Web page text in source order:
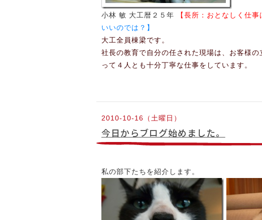
小林 敏 大工暦２５年 【長所：おとなしく仕事
いいのでは？】
大工全員棟梁です。
社長の教育で自分の任された現場は、お客様
って４人とも十分丁寧な仕事をしています。
2010-10-16（土曜日）
今日からブログ始めました。
私の部下たちを紹介します。